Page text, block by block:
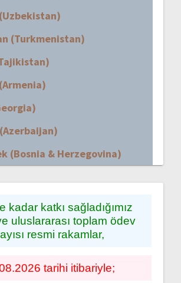
(Turkmenistan)
(Bosnia & Herzegovina)
kadar katkı sağladığımız
uluslararası toplam ödev
resmi rakamlar,
tarihi itibariyle;